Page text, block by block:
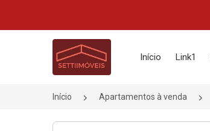
Página inicial
Início Link1
Início Apartamentos à venda